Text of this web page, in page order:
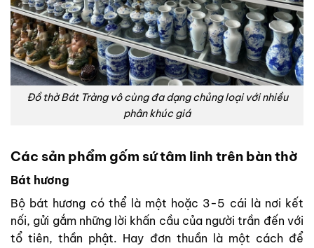
Đồ thờ Bát Tràng vô cùng đa dạng chủng loại với nhiều
phân khúc giá
Các sản phẩm gốm sứ tâm linh trên bàn thờ
Bát hương
Bộ bát hương có thể là một hoặc 3-5 cái là nơi kết
nối, gửi gắm những lời khấn cầu của người trần đến với
tổ tiên, thần phật. Hay đơn thuần là một cách để